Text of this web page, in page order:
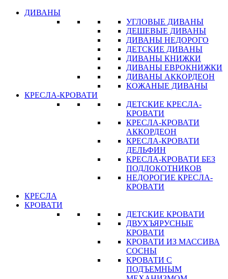
ДИВАНЫ
УГЛОВЫЕ ДИВАНЫ
ДЕШЕВЫЕ ДИВАНЫ
ДИВАНЫ НЕДОРОГО
ДЕТСКИЕ ДИВАНЫ
ДИВАНЫ КНИЖКИ
ДИВАНЫ ЕВРОКНИЖКИ
ДИВАНЫ АККОРДЕОН
КОЖАНЫЕ ДИВАНЫ
КРЕСЛА-КРОВАТИ
ДЕТСКИЕ КРЕСЛА-
КРОВАТИ
КРЕСЛА-КРОВАТИ
АККОРДЕОН
КРЕСЛА-КРОВАТИ
ДЕЛЬФИН
КРЕСЛА-КРОВАТИ БЕЗ
ПОДЛОКОТНИКОВ
НЕДОРОГИЕ КРЕСЛА-
КРОВАТИ
КРЕСЛА
КРОВАТИ
ДЕТСКИЕ КРОВАТИ
ДВУХЪЯРУСНЫЕ
КРОВАТИ
КРОВАТИ ИЗ МАССИВА
СОСНЫ
КРОВАТИ С
ПОДЪЕМНЫМ